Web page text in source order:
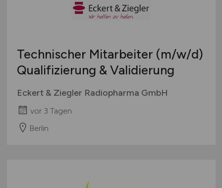
Technischer Mitarbeiter (m/w/d)
Qualifizierung & Validierung
Eckert & Ziegler Radiopharma GmbH
vor 3 Tagen
Berlin